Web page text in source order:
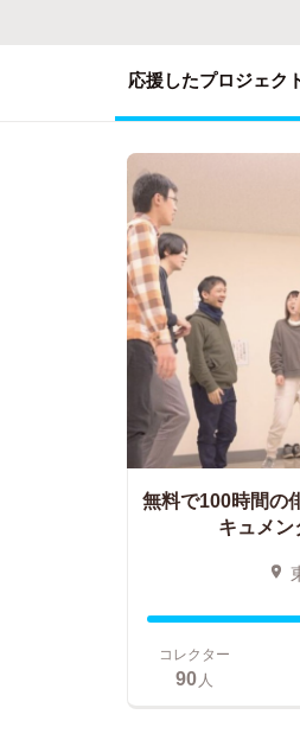
応援したプロジェク
無料で100時間の
キュメン
コレクター
90人